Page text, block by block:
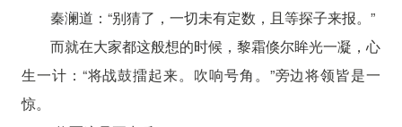
秦澜道：“别猜了，一切未有定数，且等探子来报。”
而就在大家都这般想的时候，黎霜倏尔眸光一凝，心
生一计：“将战鼓擂起来。吹响号角。”旁边将领皆是一
惊。